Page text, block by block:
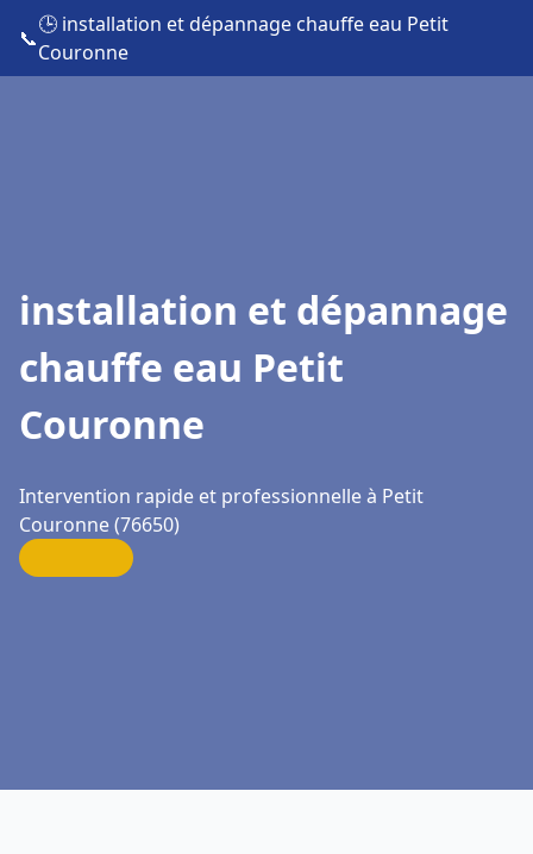
📞
🕒 installation et dépannage chauffe eau Petit
Couronne
installation et dépannage
chauffe eau Petit
Couronne
Intervention rapide et professionnelle à Petit
Couronne (76650)